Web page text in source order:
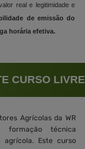
real e legitimidade e
de emissão do
horária efetiva.
CURSO LIVRE
Agrícolas da WR
formação técnica
agrícola. Este curso